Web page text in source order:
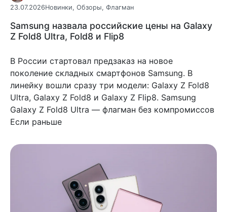
23.07.2026Новинки, Обзоры, Флагман
Samsung назвала российские цены на Galaxy
Z Fold8 Ultra, Fold8 и Flip8
В России стартовал предзаказ на новое
поколение складных смартфонов Samsung. В
линейку вошли сразу три модели: Galaxy Z Fold8
Ultra, Galaxy Z Fold8 и Galaxy Z Flip8. Samsung
Galaxy Z Fold8 Ultra — флагман без компромиссов
Если раньше